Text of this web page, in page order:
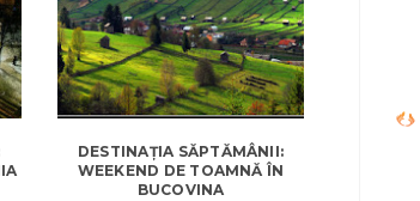
DESTINAȚIA SĂPTĂMÂNII:
WEEKEND DE TOAMNĂ ÎN
BUCOVINA